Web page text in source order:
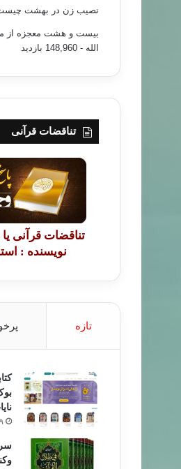
نصیب زن در بهشت
بیست و هشت معجزه از
الله - 148,960 بازدید
تناقضات قرآنی
تناقضات قرآنی
نویسنده :
تازه